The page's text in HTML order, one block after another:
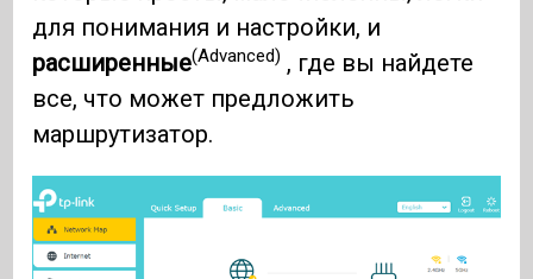
для понимания и настройки, и
расширенные(Advanced) , где вы найдете
все, что может предложить
маршрутизатор.